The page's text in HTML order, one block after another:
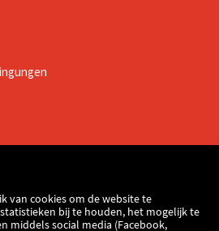
van cookies om de website te
bij te houden, het mogelijk te
middels social media (Facebook,